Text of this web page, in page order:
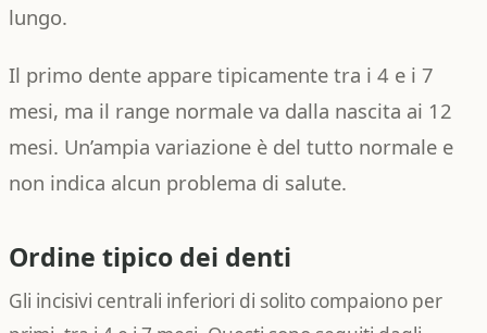
lungo.
Il primo dente appare tipicamente tra i 4 e i 7
mesi, ma il range normale va dalla nascita ai 12
mesi. Un’ampia variazione è del tutto normale e
non indica alcun problema di salute.
Ordine tipico dei denti
Gli incisivi centrali inferiori di solito compaiono per